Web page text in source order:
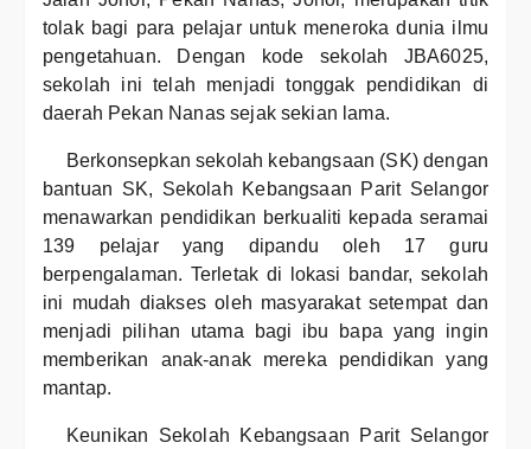
tolak bagi para pelajar untuk meneroka dunia ilmu
pengetahuan. Dengan kode sekolah JBA6025,
sekolah ini telah menjadi tonggak pendidikan di
daerah Pekan Nanas sejak sekian lama.
Berkonsepkan sekolah kebangsaan (SK) dengan
bantuan SK, Sekolah Kebangsaan Parit Selangor
menawarkan pendidikan berkualiti kepada seramai
139 pelajar yang dipandu oleh 17 guru
berpengalaman. Terletak di lokasi bandar, sekolah
ini mudah diakses oleh masyarakat setempat dan
menjadi pilihan utama bagi ibu bapa yang ingin
memberikan anak-anak mereka pendidikan yang
mantap.
Keunikan Sekolah Kebangsaan Parit Selangor